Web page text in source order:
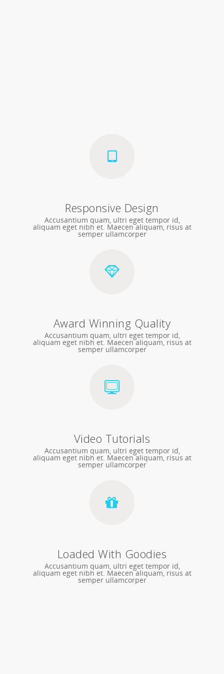
Responsive Design
Accusantium quam, ultri eget tempor id,
aliquam eget nibh et. Maecen aliquam, risus at
semper ullamcorper
Award Winning Quality
Accusantium quam, ultri eget tempor id,
aliquam eget nibh et. Maecen aliquam, risus at
semper ullamcorper
Video Tutorials
Accusantium quam, ultri eget tempor id,
aliquam eget nibh et. Maecen aliquam, risus at
semper ullamcorper
Loaded With Goodies
Accusantium quam, ultri eget tempor id,
aliquam eget nibh et. Maecen aliquam, risus at
semper ullamcorper